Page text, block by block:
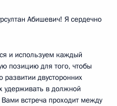
Абишевич! Я сердечно
и используем каждый
позицию для того, чтобы
двусторонних
удерживать в должной
встреча проходит между